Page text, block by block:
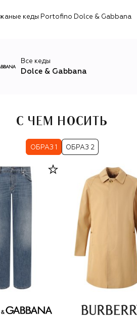
Gabbana представляют коллекцию от-
кеды Portofino Dolce & Gabbana
Все кеды
Dolce & Gabbana
С ЧЕМ НОСИТЬ
ОБРАЗ 1 ОБРАЗ 2